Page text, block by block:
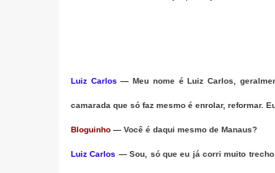
Luiz Carlos — Meu nome é Luiz Carlos,
camarada que só faz mesmo é enrolar, reformar.
Bloguinho — Você é daqui mesmo de Manaus?
Luiz Carlos — Sou, só que eu já corri muito